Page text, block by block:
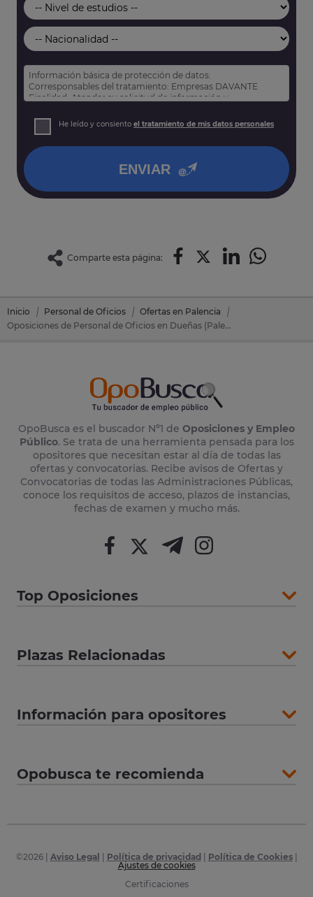
Información básica de protección de datos:
Corresponsables del tratamiento: Empresas DAVANTE
Finalidad: Atender su solicitud de información y
Derechos: Puede acceder, rectificar y suprimir sus datos,
así como otros derechos tal y como se explica en nuestra
He leído y consiento el tratamiento de mis datos personales
ENVIAR
Comparte esta página:
Inicio Personal de Oficios
Ofertas en Palencia
Oposiciones de Personal de Oficios en Dueñas (Palencia)
OpoBusca es el buscador Nº1 de Oposiciones y Empleo
Público. Se trata de una herramienta pensada para los
opositores que necesitan estar al día de todas las
ofertas y convocatorias. Recibe avisos de Ofertas y
Convocatorias de todas las Administraciones Públicas,
conoce los requisitos de acceso, plazos de instancias,
fechas de examen y mucho más.
Top Oposiciones
Plazas Relacionadas
Información para opositores
Opobusca te recomienda
©2026| Aviso Legal Política de privacidad Política de Cookies|
Ajustes de cookies
Certificaciones